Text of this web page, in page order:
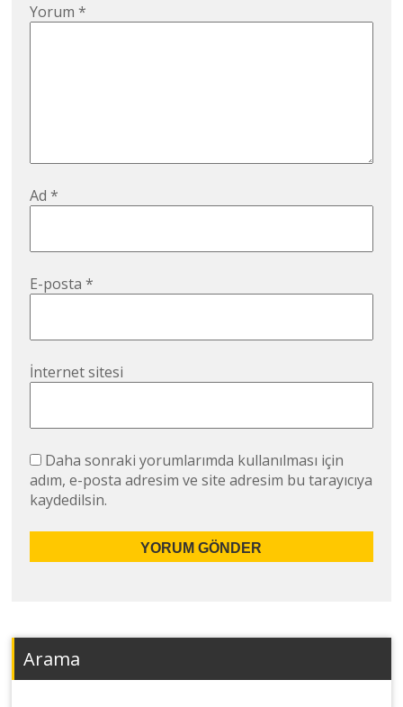
Yorum*
Ad*
E-posta*
İnternet sitesi
Daha sonraki yorumlarımda kullanılması için
adım, e-posta adresim ve site adresim bu tarayıcıya
kaydedilsin.
Arama